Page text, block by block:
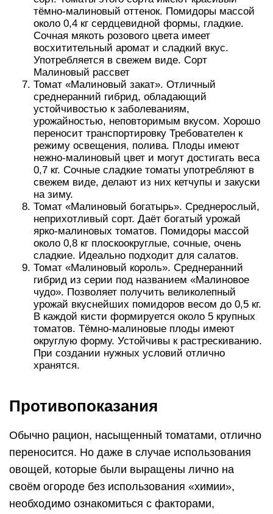
тёмно-малиновый оттенок. Помидоры массой
около 0,4 кг сердцевидной формы, гладкие.
Сочная мякоть розового цвета имеет
восхитительный аромат и сладкий вкус.
Употребляется в свежем виде. Сорт
Малиновый рассвет
Томат «Малиновый закат». Отличный
среднеранний гибрид, обладающий
устойчивостью к заболеваниям,
урожайностью, неповторимым вкусом. Хорошо
переносит транспортировку Требователен к
режиму освещения, полива. Плоды имеют
нежно-малиновый цвет и могут достигать веса
0,7 кг. Сочные сладкие томаты употребляют в
свежем виде, делают из них кетчупы и закуски
на зиму.
Томат «Малиновый богатырь». Среднерослый,
неприхотливый сорт. Даёт богатый урожай
ярко-малиновых томатов. Помидоры массой
около 0,8 кг плоскоокруглые, сочные, очень
сладкие. Идеально подходит для салатов.
Томат «Малиновый король». Среднеранний
гибрид из серии под названием «Малиновое
чудо». Позволяет получить великолепный
урожай вкуснейших помидоров весом до 0,5 кг.
В каждой кисти формируется около 5 крупных
томатов. Тёмно-малиновые плоды имеют
округлую форму. Устойчивы к растрескиванию.
При создании нужных условий отлично
хранятся.
Противопоказания
Обычно рацион, насыщенный томатами, отлично
переносится. Но даже в случае использования
овощей, которые были выращены лично на
своём огороде без использования «химии»,
необходимо ознакомиться с факторами,